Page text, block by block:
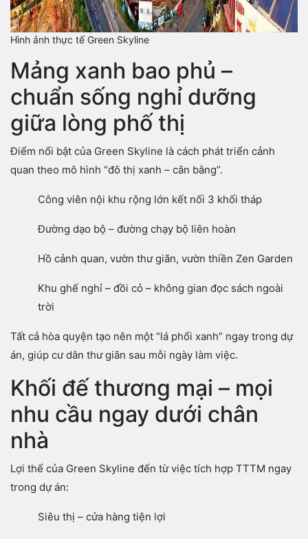
Hình ảnh thực tế Green Skyline
Mảng xanh bao phủ –
chuẩn sống nghỉ dưỡng
giữa lòng phố thị
Điểm nổi bật của Green Skyline là cách phát triển cảnh
quan theo mô hình “đô thị xanh – cân bằng”.
Công viên nội khu rộng lớn kết nối 3 khối tháp
Đường dạo bộ – đường chạy bộ liên hoàn
Hồ cảnh quan, vườn thư giãn, vườn thiền Zen Garden
Khu ghế nghỉ – đồi cỏ – không gian đọc sách ngoài
trời
Tất cả hòa quyện tạo nên một “lá phổi xanh” ngay trong dự
án, giúp cư dân thư giãn sau mỗi ngày làm việc.
Khối đế thương mại – mọi
nhu cầu ngay dưới chân
nhà
Lợi thế của Green Skyline đến từ việc tích hợp TTTM ngay
trong dự án:
Siêu thị – cửa hàng tiện lợi